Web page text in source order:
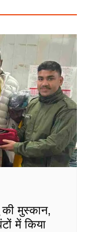
की मुस्कान,
में किया